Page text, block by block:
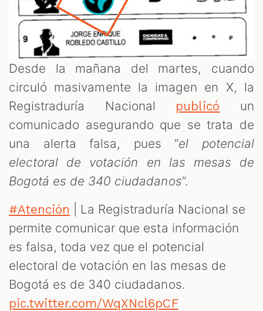
Desde la mañana del martes, cuando
circuló masivamente la imagen en X, la
Registraduría Nacional publicó un
comunicado asegurando que se trata de
una alerta falsa, pues “el potencial
electoral de votación en las mesas de
Bogotá es de 340 ciudadanos”.
#Atención
| La Registraduría Nacional se
permite comunicar que esta información
es falsa, toda vez que el potencial
electoral de votación en las mesas de
Bogotá es de 340 ciudadanos.
pic.twitter.com/WqXNcl6pCF